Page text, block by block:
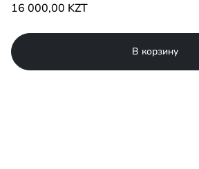
16 000,00 KZT
В корзину